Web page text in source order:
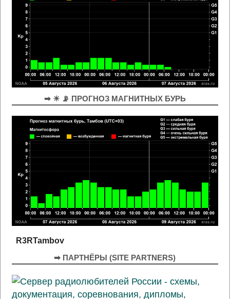
➡ ☀ 📡 ПРОГНОЗ МАГНИТНЫХ БУРЬ
R3RTambov
➡ ПАРТНЁРЫ (SITE PARTNERS)